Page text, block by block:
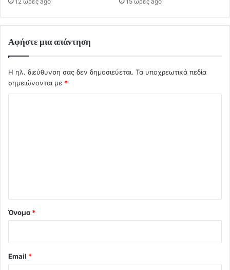
Αφήστε μια απάντηση
Η ηλ. διεύθυνση σας δεν δημοσιεύεται. Τα υποχρεωτικά πεδία
σημειώνονται με *
Όνομα *
Email *